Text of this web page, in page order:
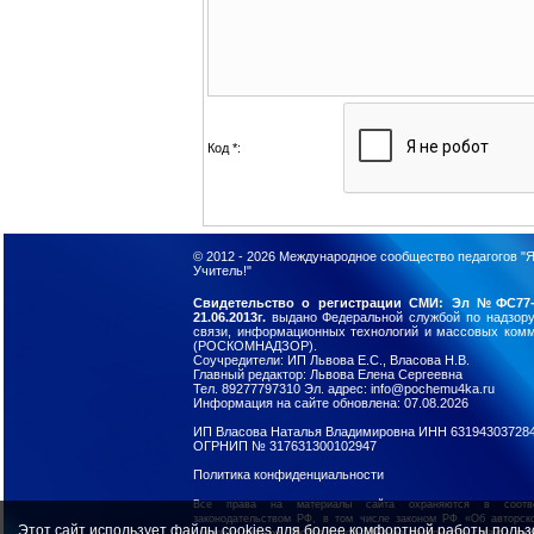
Код *:
© 2012 - 2026 Международное сообщество педагогов
Учитель!"
Свидетельство о регистрации СМИ: Эл №ФС77-
21.06.2013г. выдано Федеральной службой по
связи, информационных технологий и массовых
(РОСКОМНАДЗОР).
Соучредители: ИП Львова Е.С., Власова Н.В.
Главный редактор: Львова Елена Сергеевна
Тел. 89277797310 Эл. адрес: info@pochemu4ka.ru
Информация на сайте обновлена: 07.08.2026
ИП Власова Наталья Владимировна ИНН
ОГРНИП № 317631300102947
Политика конфиденциальности
Все права на материалы сайта охраняются в
законодательством РФ, в том числе законом РФ «Об
Этот сайт использует файлы cookies для более комфортной работы